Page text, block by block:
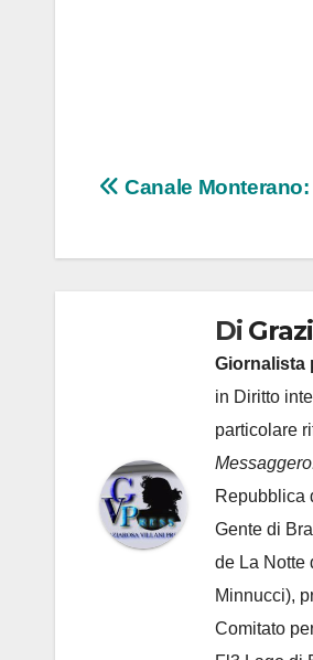
Navigazione
Canale Monterano:
Di
Giornalista
in Diritto
particolare
Repubblica
Gente di
de La
Minnucci),
Comitato